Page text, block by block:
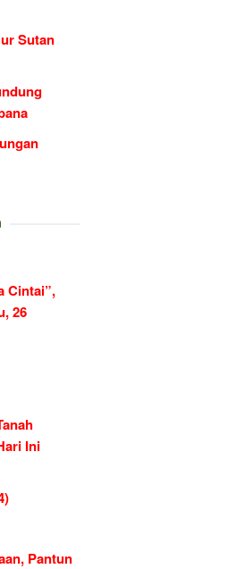
Sutan
Cintai”,
26
Ini
Pantun